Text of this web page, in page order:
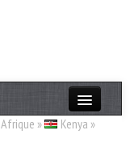
Afrique » Kenya »